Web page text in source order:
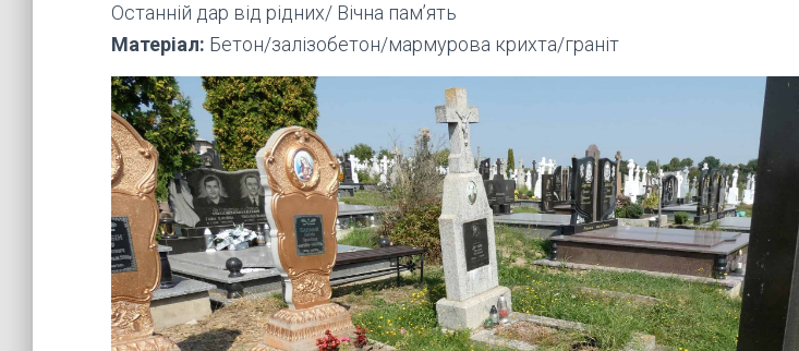
Останній дар від рідних/ Вічна пам’ять
Матеріал: Бетон/залізобетон/мармурова крихта/граніт